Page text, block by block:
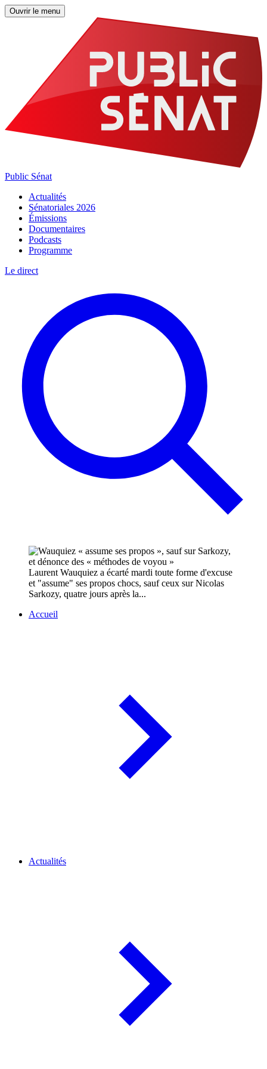
Ouvrir le menu
Public Sénat
Actualités
Sénatoriales 2026
Émissions
Documentaires
Podcasts
Programme
Le direct
Laurent Wauquiez a écarté mardi toute forme d'excuse
et "assume" ses propos chocs, sauf ceux sur Nicolas
Sarkozy, quatre jours après la...
Accueil
Actualités